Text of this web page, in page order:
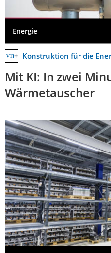
Energie
Konstruktion für die
Mit KI: In zwei
Wärmetauscher